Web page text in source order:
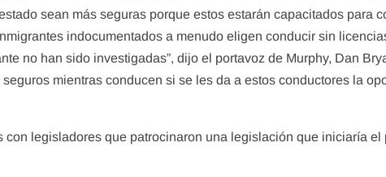
sean más seguras porque estos estarán capacitados para
indocumentados a menudo eligen conducir sin
no han sido investigadas”, dijo el portavoz de Murphy, Dan
mientras conducen si se les da a estos conductores la
con legisladores que patrocinaron una legislación que iniciaría